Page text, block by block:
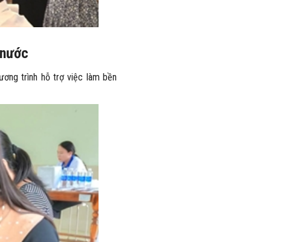
trình hỗ trợ việc làm bền